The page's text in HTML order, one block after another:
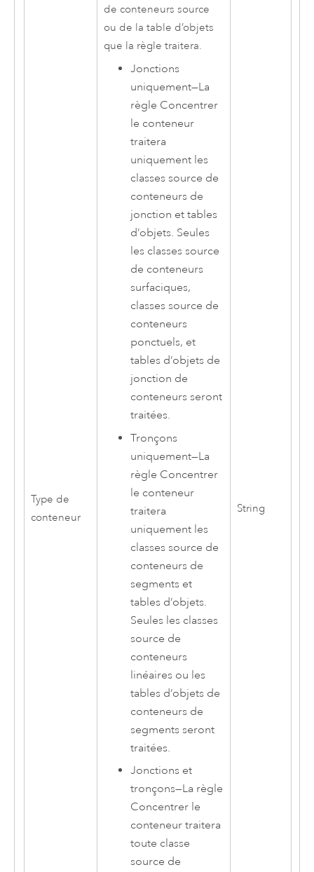
Type de
conteneur
de conteneurs source
ou de la table d’objets
que la règle traitera.
Jonctions
uniquement—La
règle Concentrer
le conteneur
traitera
uniquement les
classes source de
conteneurs de
jonction et tables
d’objets. Seules
les classes source
de conteneurs
surfaciques,
classes source de
conteneurs
ponctuels, et
tables d’objets de
jonction de
conteneurs seront
traitées.
Tronçons
uniquement—La
règle Concentrer
le conteneur
traitera
uniquement les
classes source de
conteneurs de
segments et
tables d’objets.
Seules les classes
source de
conteneurs
linéaires ou les
tables d’objets de
conteneurs de
segments seront
traitées.
Jonctions et
tronçons—La règle
Concentrer le
conteneur traitera
toute classe
source de
String